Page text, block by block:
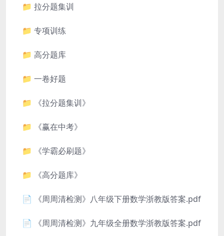
📁 拉分题集训
📁 专项训练
📁 高分题库
📁 一卷好题
📁 《拉分题集训》
📁 《赢在中考》
📁 《学霸必刷题》
📁 《高分题库》
📄 《周周清检测》八年级下册数学浙教版答案.pdf
📄 《周周清检测》九年级全册数学浙教版答案.pdf